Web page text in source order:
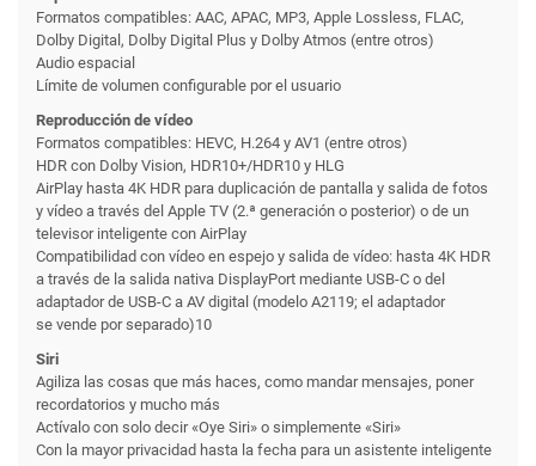
Formatos compatibles: AAC, APAC, MP3, Apple Lossless, FLAC,
Dolby Digital, Dolby Digital Plus y Dolby Atmos (entre otros)
Audio espacial
Límite de volumen configurable por el usuario
Reproducción de vídeo
Formatos compatibles: HEVC, H.264 y AV1 (entre otros)
HDR con Dolby Vision, HDR10+/HDR10 y HLG
AirPlay hasta 4K HDR para duplicación de pantalla y salida de fotos
y vídeo a través del Apple TV (2.ª generación o posterior) o de un
televisor inteligente con AirPlay
Compati­bilidad con vídeo en espejo y salida de vídeo: hasta 4K HDR
a través de la salida nativa DisplayPort mediante USB-C o del
adaptador de USB-C a AV digital (modelo A2119; el adaptador
se vende por separado)10
Siri
Agiliza las cosas que más haces, como mandar mensajes, poner
recordatorios y mucho más
Actívalo con solo decir «Oye Siri» o simplemente «Siri»
Con la mayor privacidad hasta la fecha para un asistente inteligente